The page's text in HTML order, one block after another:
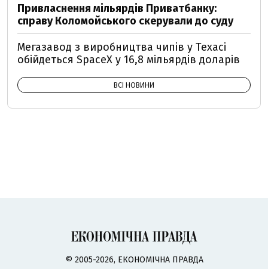
Привласнення мільярдів Приватбанку:
справу Коломойського скерували до суду
Мегазавод з виробництва чипів у Техасі
обійдеться SpaceX у 16,8 мільярдів доларів
ВСІ НОВИНИ
© 2005-2026, ЕКОНОМІЧНА ПРАВДА